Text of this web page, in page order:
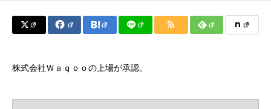
株式会社Ｗａｑｏｏの上場が承認。